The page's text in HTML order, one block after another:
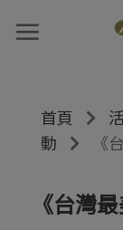
首頁
動
《
《台灣